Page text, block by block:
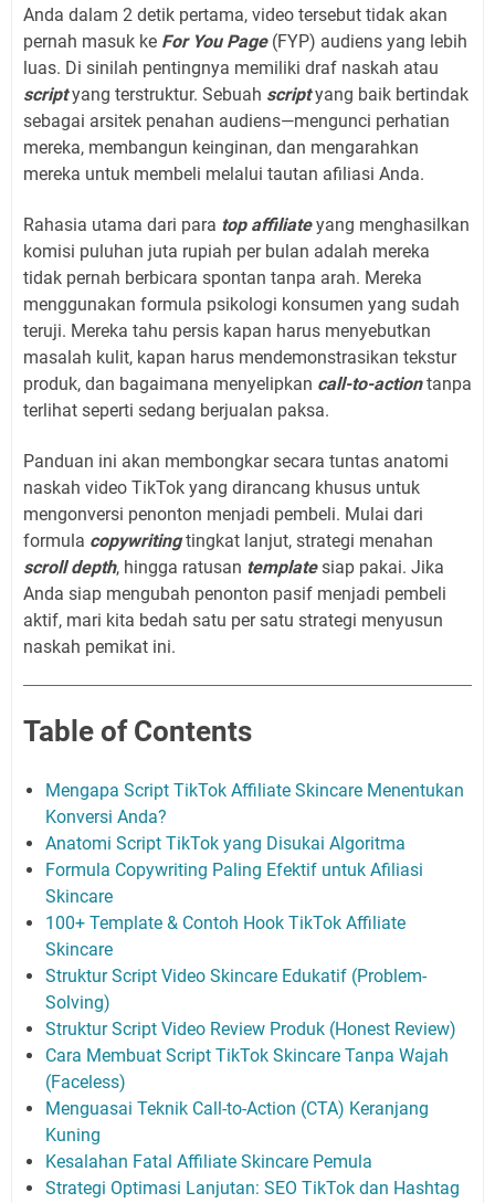
Anda dalam 2 detik pertama, video tersebut tidak akan
pernah masuk ke For You Page(FYP) audiens yang lebih
luas. Di sinilah pentingnya memiliki draf naskah atau
scriptyang terstruktur. Sebuah scriptyang baik bertindak
sebagai arsitek penahan audiens—mengunci perhatian
mereka, membangun keinginan, dan mengarahkan
mereka untuk membeli melalui tautan afiliasi Anda.
Rahasia utama dari para top affiliateyang menghasilkan
komisi puluhan juta rupiah per bulan adalah mereka
tidak pernah berbicara spontan tanpa arah. Mereka
menggunakan formula psikologi konsumen yang sudah
teruji. Mereka tahu persis kapan harus menyebutkan
masalah kulit, kapan harus mendemonstrasikan tekstur
produk, dan bagaimana menyelipkan call-to-actiontanpa
terlihat seperti sedang berjualan paksa.
Panduan ini akan membongkar secara tuntas anatomi
naskah video TikTok yang dirancang khusus untuk
mengonversi penonton menjadi pembeli. Mulai dari
formula copywritingtingkat lanjut, strategi menahan
scroll depth, hingga ratusan templatesiap pakai. Jika
Anda siap mengubah penonton pasif menjadi pembeli
aktif, mari kita bedah satu per satu strategi menyusun
naskah pemikat ini.
Table of Contents
Mengapa Script TikTok Affiliate Skincare Menentukan
Konversi Anda?
Anatomi Script TikTok yang Disukai Algoritma
Formula Copywriting Paling Efektif untuk Afiliasi
Skincare
100+ Template & Contoh Hook TikTok Affiliate
Skincare
Struktur Script Video Skincare Edukatif (Problem-
Solving)
Struktur Script Video Review Produk (Honest Review)
Cara Membuat Script TikTok Skincare Tanpa Wajah
(Faceless)
Menguasai Teknik Call-to-Action (CTA) Keranjang
Kuning
Kesalahan Fatal Affiliate Skincare Pemula
Strategi Optimasi Lanjutan: SEO TikTok dan Hashtag